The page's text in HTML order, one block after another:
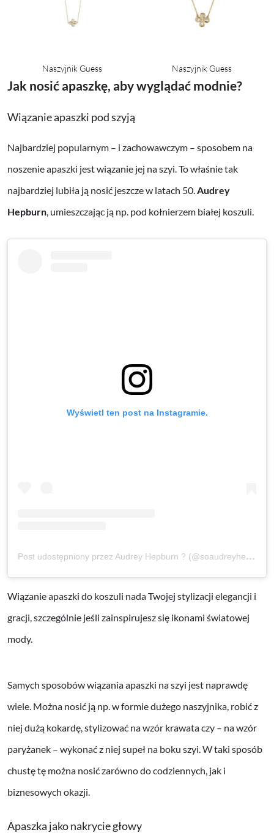
Naszyjnik Guess Naszyjnik Guess
Jak nosić apaszkę, aby wyglądać modnie?
Wiązanie apaszki pod szyją
Najbardziej popularnym – i zachowawczym – sposobem na
noszenie apaszki jest wiązanie jej na szyi. To właśnie tak
najbardziej lubiła ją nosić jeszcze w latach 50. Audrey
Hepburn , umieszczając ją np. pod kołnierzem białej koszuli.
Wyświetl ten post na Instagramie.
Post udostępniony przez Audrey Hepburn ? (@soaudreyhepburn)
Wiązanie apaszki do koszuli nada Twojej stylizacji elegancji i
gracji, szczególnie jeśli zainspirujesz się ikonami światowej
mody.
Samych sposobów wiązania apaszki na szyi jest naprawdę
wiele. Można nosić ją np. w formie dużego naszyjnika, robić z
niej dużą kokardę, stylizować na wzór krawata czy – na wzór
paryżanek – wykonać z niej supeł na boku szyi. W taki sposób
chustę tę można nosić zarówno do codziennych, jak i
biznesowych okazji.
Apaszka jako nakrycie głowy